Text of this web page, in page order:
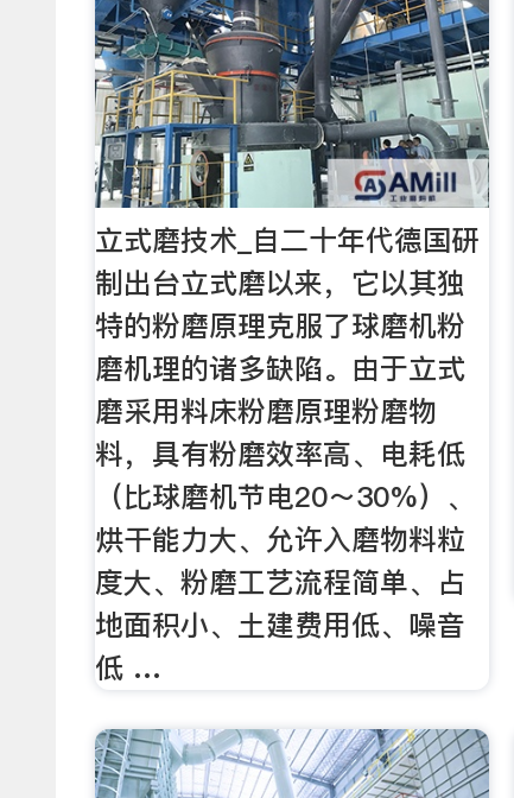
立式磨技术_自二十年代德国研
制出台立式磨以来，它以其独
特的粉磨原理克服了球磨机粉
磨机理的诸多缺陷。由于立式
磨采用料床粉磨原理粉磨物
料，具有粉磨效率高、电耗低
（比球磨机节电20～30%）、
烘干能力大、允许入磨物料粒
度大、粉磨工艺流程简单、占
地面积小、土建费用低、噪音
低 …